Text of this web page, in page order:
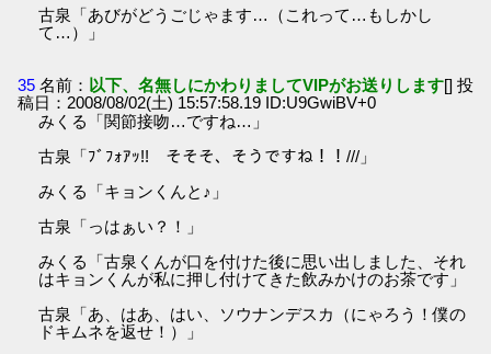
古泉「あびがどうごじゃます…（これって…もしかし
て…）」
35 名前： 以下、名無しにかわりましてVIPがお送りします[] 投
稿日：2008/08/02(土) 15:57:58.19 ID:U9GwiBV+0
みくる「関節接吻…ですね…」
古泉「ﾌﾞﾌｫｱｯ!! そそそ、そうですね！！///」
みくる「キョンくんと♪」
古泉「っはぁい？！」
みくる「古泉くんが口を付けた後に思い出しました、それ
はキョンくんが私に押し付けてきた飲みかけのお茶です」
古泉「あ、はあ、はい、ソウナンデスカ（にゃろう！僕の
ドキムネを返せ！）」